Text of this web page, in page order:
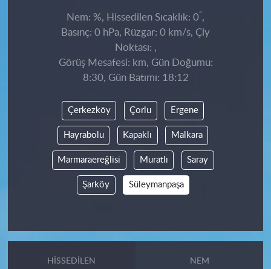
Nem: %, Hissedilen Sıcaklık: 0°,
Basınç: 0 hPa, Rüzgar: 0 km/s, Çiy
Noktası: ,
Görüş Mesafesi: km, Gün Doğumu:
8:30, Gün Batımı: 18:12
Çerkezköy Çorlu Ergene
Hayrabolu Kapaklı Malkara
Marmaraereğlisi Muratlı Saray
Şarköy Süleymanpaşa
HISSEDILEN NEM